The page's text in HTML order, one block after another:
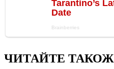
ЧИТАЙТЕ ТАКОЖ